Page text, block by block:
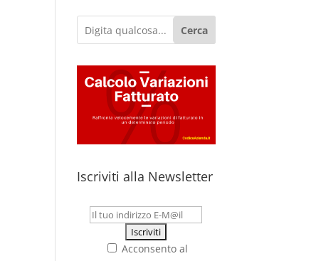
Cerca
Iscriviti alla Newsletter
Acconsento al